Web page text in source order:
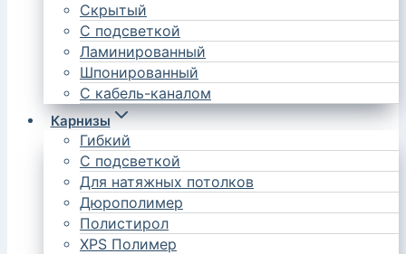
Скрытый
С подсветкой
Ламинированный
Шпонированный
С кабель-каналом
Карнизы
Гибкий
С подсветкой
Для натяжных потолков
Дюрополимер
Полистирол
XPS Полимер